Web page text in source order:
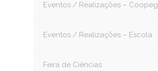
Eventos / Realizações – Coopeg
Eventos / Realizações – Escola
Feira de Ciências